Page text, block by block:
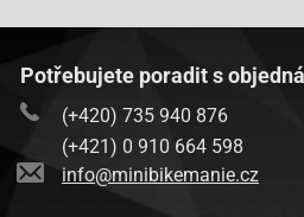
Potřebujete poradit s
(+420) 735 940 876
(+421) 0 910 664 598
info@minibikemanie.cz